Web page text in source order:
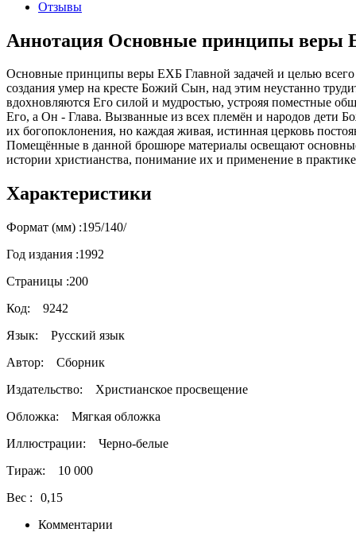
Отзывы
Аннотация Основные принципы веры
Основные принципы веры ЕХБ Главной задачей и целью всего
создания умер на кресте Божий Сын, над этим неустанно
вдохновляются Его силой и мудростью, устрояя поместные
Его, а Он - Глава. Вызванные из всех племён и народов дети
их богопоклонения, но каждая живая, истинная церковь
Помещённые в данной брошюре материалы освещают
истории христианства, понимание их и применение в
Характеристики
Формат (мм) :195/140/
Год издания :1992
Страницы :200
Код: 9242
Язык: Русский язык
Автор:
Сборник
Издательство:
Христианское просвещение
Обложка: Мягкая обложка
Иллюстрации: Черно-белые
Тираж: 10 000
Вес :
0,15
Комментарии